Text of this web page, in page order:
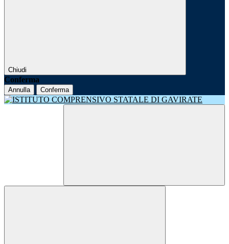
Chiudi
Conferma
Annulla Conferma